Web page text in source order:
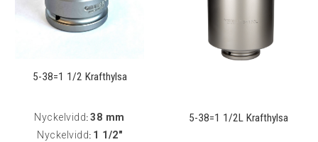
5-38=1 1/2 Krafthylsa
Nyckelvidd: 38 mm
Nyckelvidd: 1 1/2"
5-38=1 1/2L Krafthylsa